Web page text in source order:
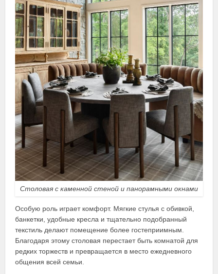
Столовая с каменной стеной и панорамными окнами
Особую роль играет комфорт. Мягкие стулья с обивкой,
банкетки, удобные кресла и тщательно подобранный
текстиль делают помещение более гостеприимным.
Благодаря этому столовая перестает быть комнатой для
редких торжеств и превращается в место ежедневного
общения всей семьи.